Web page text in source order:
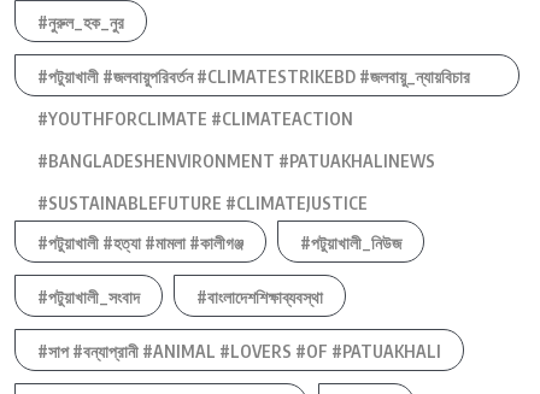
#নুরুল_হক_নুর
#পটুয়াখালী #জলবায়ুপরিবর্তন #CLIMATESTRIKEBD #জলবায়ু_ন্যায়বিচার
#YOUTHFORCLIMATE #CLIMATEACTION
#BANGLADESHENVIRONMENT #PATUAKHALINEWS
#SUSTAINABLEFUTURE #CLIMATEJUSTICE
#পটুয়াখালী #হত্যা #মামলা #কালীগঞ্জ
#পটুয়াখালী_নিউজ
#পটুয়াখালী_সংবাদ #বাংলাদেশশিক্ষাব্যবস্থা
#সাপ #বন্যাপ্রানী #ANIMAL #LOVERS #OF #PATUAKHALI